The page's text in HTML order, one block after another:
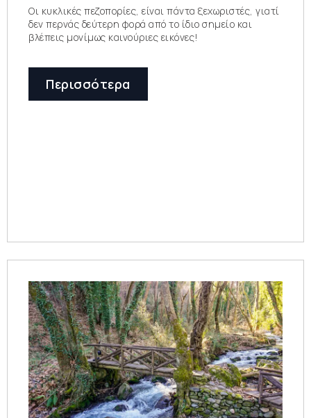
Οι κυκλικές πεζοπορίες, είναι πάντα ξεχωριστές, γιατί
δεν περνάς δεύτερη φορά από το ίδιο σημείο και
βλέπεις μονίμως καινούριες εικόνες!
Περισσότερα